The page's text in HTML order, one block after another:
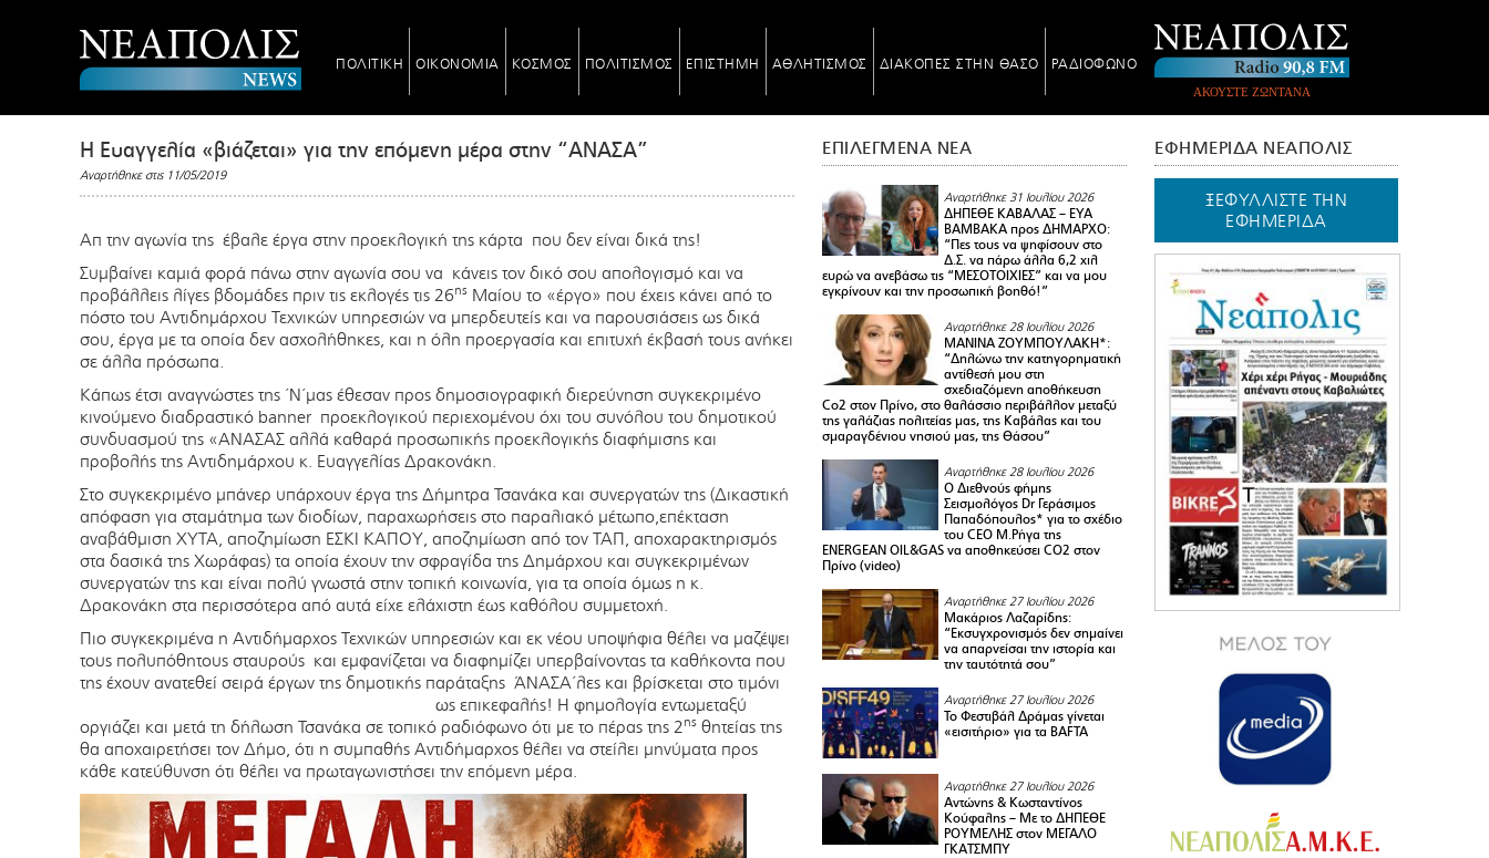
ΠΟΛΙΤΙΚΗ ΟΙΚΟΝΟΜΙΑ ΚΟΣΜΟΣ ΠΟΛΙΤΙΣΜΟΣ ΕΠΙΣΤΗΜΗ ΑΘΛΗΤΙΣΜΟΣ ΔΙΑΚΟΠΕΣ ΣΤΗΝ ΘΑΣΟ ΡΑΔΙΟΦΩΝΟ
ΑΚΟΥΣΤΕ ΖΩΝΤΑΝΑ
Η Ευαγγελία «βιάζεται» για την επόμενη μέρα στην “ΑΝΑΣΑ”
Αναρτήθηκε στις 11/05/2019
Απ την αγωνία της έβαλε έργα στην προεκλογική της κάρτα που δεν είναι δικά της!
Συμβαίνει καμιά φορά πάνω στην αγωνία σου να κάνεις τον δικό σου απολογισμό και να
προβάλλεις λίγες βδομάδες πριν τις εκλογές τις 26ης Μαίου το «έργο» που έχεις κάνει από το
πόστο του Αντιδημάρχου Τεχνικών υπηρεσιών να μπερδευτείς και να παρουσιάσεις ως δικά
σου, έργα με τα οποία δεν ασχολήθηκες, και η όλη προεργασία και επιτυχή έκβασή τους ανήκει
σε άλλα πρόσωπα.
Κάπως έτσι αναγνώστες της ΄Ν΄μας έθεσαν προς δημοσιογραφική διερεύνηση συγκεκριμένο
κινούμενο διαδραστικό banner προεκλογικού περιεχομένου όχι του συνόλου του δημοτικού
συνδυασμού της «ΑΝΑΣΑΣ αλλά καθαρά προσωπικής προεκλογικής διαφήμισης και
προβολής της Αντιδημάρχου κ. Ευαγγελίας Δρακονάκη.
Στο συγκεκριμένο μπάνερ υπάρχουν έργα της Δήμητρα Τσανάκα και συνεργατών της (Δικαστική
απόφαση για σταμάτημα των διοδίων, παραχωρήσεις στο παραλιακό μέτωπο,επέκταση
αναβάθμιση ΧΥΤΑ, αποζημίωση ΕΣΚΙ ΚΑΠΟΥ, αποζημίωση από τον ΤΑΠ, αποχαρακτηρισμός
στα δασικά της Χωράφας) τα οποία έχουν την σφραγίδα της Δημάρχου και συγκεκριμένων
συνεργατών της και είναι πολύ γνωστά στην τοπική κοινωνία, για τα οποία όμως η κ.
Δρακονάκη στα περισσότερα από αυτά είχε ελάχιστη έως καθόλου συμμετοχή.
Πιο συγκεκριμένα η Αντιδήμαρχος Τεχνικών υπηρεσιών και εκ νέου υποψήφια θέλει να μαζέψει
τους πολυπόθητους σταυρούς και εμφανίζεται να διαφημίζει υπερβαίνοντας τα καθήκοντα που
της έχουν ανατεθεί σειρά έργων της δημοτικής παράταξης ΆΝΑΣΑ΄λες και βρίσκεται στο τιμόνι
ως επικεφαλής! Η φημολογία εντωμεταξύ
οργιάζει και μετά τη δήλωση Τσανάκα σε τοπικό ραδιόφωνο ότι με το πέρας της 2ης θητείας της
θα αποχαιρετήσει τον Δήμο, ότι η συμπαθής Αντιδήμαρχος θέλει να στείλει μηνύματα προς
κάθε κατεύθυνση ότι θέλει να πρωταγωνιστήσει την επόμενη μέρα.
ΕΠΙΛΕΓΜΕΝΑ ΝΕΑ
Αναρτήθηκε 31 Ιουλίου 2026
ΔΗΠΕΘΕ ΚΑΒΑΛΑΣ – ΕΥΑ
ΒΑΜΒΑΚΑ προς ΔΗΜΑΡΧΟ:
“Πες τους να ψηφίσουν στο
Δ.Σ. να πάρω άλλα 6,2 χιλ
ευρώ να ανεβάσω τις “ΜΕΣΟΤΟΙΧΙΕΣ” και να μου
εγκρίνουν και την προσωπική βοηθό!”
Αναρτήθηκε 28 Ιουλίου 2026
ΜΑΝΙΝΑ ΖΟΥΜΠΟΥΛΑΚΗ*:
“Δηλώνω την κατηγορηματική
αντίθεσή μου στη
σχεδιαζόμενη αποθήκευση
Co2 στον Πρίνο, στο θαλάσσιο περιβάλλον μεταξύ
της γαλάζιας πολιτείας μας, της Καβάλας και του
σμαραγδένιου νησιού μας, της Θάσου”
Αναρτήθηκε 28 Ιουλίου 2026
Ο Διεθνούς φήμης
Σεισμολόγος Dr Γεράσιμος
Παπαδόπουλος* για το σχέδιο
του CEO M.Ρήγα της
ENERGEAN OIL&GAS να αποθηκεύσει CO2 στον
Πρίνο (video)
Αναρτήθηκε 27 Ιουλίου 2026
Μακάριος Λαζαρίδης:
“Εκσυγχρονισμός δεν σημαίνει
να απαρνείσαι την ιστορία και
την ταυτότητά σου”
Αναρτήθηκε 27 Ιουλίου 2026
Το Φεστιβάλ Δράμας γίνεται
«εισιτήριο» για τα BAFTA
Αναρτήθηκε 27 Ιουλίου 2026
Αντώνης & Κωσταντίνος
Κούφαλης – Με το ΔΗΠΕΘΕ
ΡΟΥΜΕΛΗΣ στον ΜΕΓΑΛΟ
ΓΚΑΤΣΜΠΥ
ΕΦΗΜΕΡΙΔΑ ΝΕΑΠΟΛΙΣ
ΞΕΦΥΛΛΙΣΤΕ ΤΗΝ
ΕΦΗΜΕΡΙΔΑ